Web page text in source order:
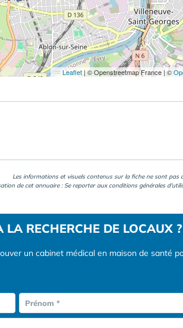
Leaflet | © Openstreetmap France | ©
Les informations et visuels contenus sur la fiche ne sont pas
de cet annuaire : Se reporter aux conditions générales
RECHERCHE DE LOCAUX ?
un cabinet médical en maison de santé
Prénom *